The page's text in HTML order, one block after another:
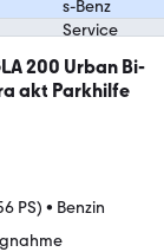
200 Urban Bi-
akt Parkhilfe
PS) • Benzin